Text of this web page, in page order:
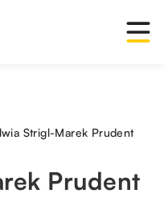
Strigl-Marek Prudent
Prudent